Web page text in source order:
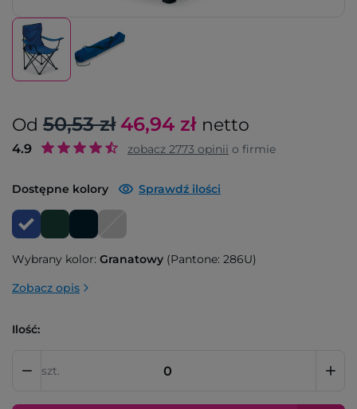
Od 50,53 zł 46,94 zł netto
4.9 zobacz 2773 opinii o firmie
Dostępne kolory Sprawdź ilości
Wybrany kolor: Granatowy (Pantone: 286U)
Zobacz opis
Ilość:
szt.